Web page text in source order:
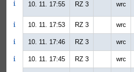
10. 11. 17:55 RZ 3 wrc
10. 11. 17:53
RZ 3 wrc
10. 11. 17:46
RZ 3 wrc
10. 11. 17:45
RZ 3 wrc